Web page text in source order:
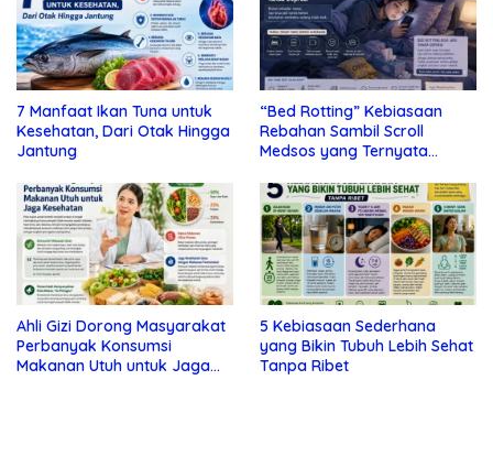
7 Manfaat Ikan Tuna untuk
Kesehatan, Dari Otak Hingga
Jantung
“Bed Rotting” Kebiasaan
Rebahan Sambil Scroll
Medsos yang Ternyata
Ahli Gizi Dorong Masyarakat
Perbanyak Konsumsi
Makanan Utuh untuk Jaga
5 Kebiasaan Sederhana
yang Bikin Tubuh Lebih Sehat
Tanpa Ribet